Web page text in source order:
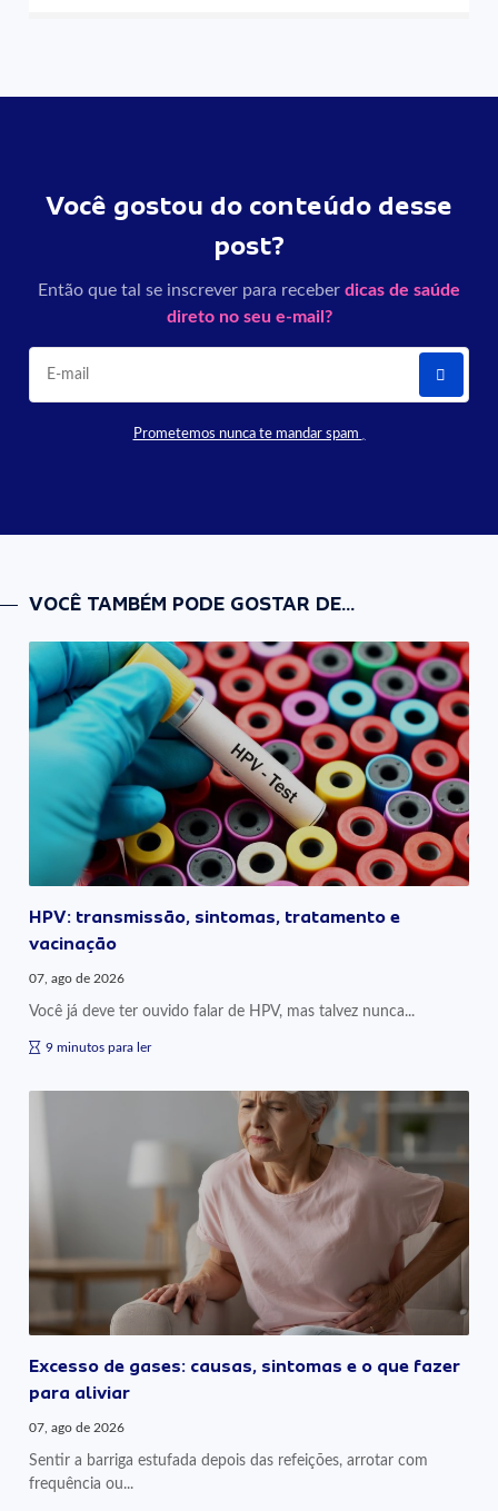
Você gostou do conteúdo desse
post?
Então que tal se inscrever para receber dicas de saúde
direto no seu e-mail?
Prometemos nunca te mandar spam
VOCÊ TAMBÉM PODE GOSTAR DE...
HPV: transmissão, sintomas, tratamento e
vacinação
07, ago de 2026
Você já deve ter ouvido falar de HPV, mas talvez nunca...
9 minutos para ler
Excesso de gases: causas, sintomas e o que fazer
para aliviar
07, ago de 2026
Sentir a barriga estufada depois das refeições, arrotar com
frequência ou...